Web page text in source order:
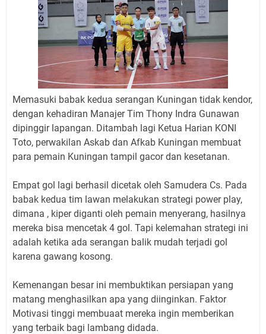
Memasuki babak kedua serangan Kuningan tidak kendor,
dengan kehadiran Manajer Tim Thony Indra Gunawan
dipinggir lapangan. Ditambah lagi Ketua Harian KONI
Toto, perwakilan Askab dan Afkab Kuningan membuat
para pemain Kuningan tampil gacor dan kesetanan.
Empat gol lagi berhasil dicetak oleh Samudera Cs. Pada
babak kedua tim lawan melakukan strategi power play,
dimana , kiper diganti oleh pemain menyerang, hasilnya
mereka bisa mencetak 4 gol. Tapi kelemahan strategi ini
adalah ketika ada serangan balik mudah terjadi gol
karena gawang kosong.
Kemenangan besar ini membuktikan persiapan yang
matang menghasilkan apa yang diinginkan. Faktor
Motivasi tinggi membuaat mereka ingin memberikan
yang terbaik bagi lambang didada.